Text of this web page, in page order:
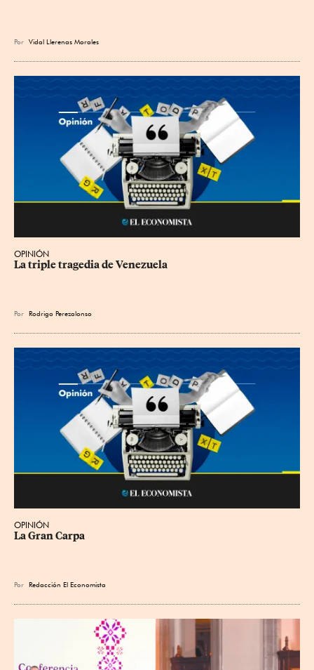
Por Vidal Llerenas Morales
OPINIÓN
La triple tragedia de Venezuela
Por Rodrigo Perezalonso
OPINIÓN
La Gran Carpa
Por Redacción El Economista